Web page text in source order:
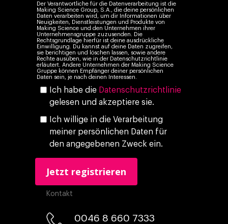
Der Verantwortliche für die Datenverarbeitung ist die
Making Science Group, S.A., die deine persönlichen
Daten verarbeiten wird, um dir Informationen über
Neuigkeiten, Dienstleistungen und Produkte von
Making Science und den Unternehmen ihrer
Unternehmensgruppe zuzusenden. Die
Rechtsgrundlage hierfür ist deine ausdrückliche
Einwilligung. Du kannst auf deine Daten zugreifen,
sie berichtigen und löschen lassen, sowie andere
Rechte ausüben, wie in der Datenschutzrichtlinie
erläutert. Andere Unternehmen der Making Science
Gruppe können Empfänger deiner persönlichen
Daten sein, je nach deinen Interessen.
Ich habe die Datenschutzrichtlinie
gelesen und akzeptiere sie.
Ich willige in die Verarbeitung
meiner persönlichen Daten für
den angegebenen Zweck ein.
Kontakt
0046 8 660 7333​